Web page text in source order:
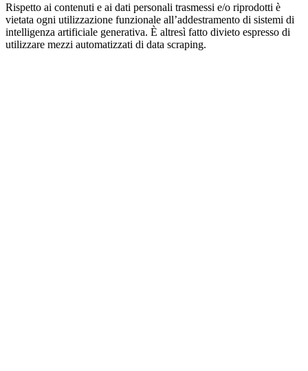
Rispetto ai contenuti e ai dati personali trasmessi e/o riprodotti è
vietata ogni utilizzazione funzionale all’addestramento di sistemi di
intelligenza artificiale generativa. È altresì fatto divieto espresso di
utilizzare mezzi automatizzati di data scraping.